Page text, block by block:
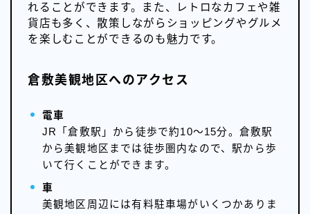
れることができます。また、レトロなカフェや雑
貨店も多く、散策しながらショッピングやグルメ
を楽しむことができるのも魅力です。
倉敷美観地区へのアクセス
電車
JR「倉敷駅」から徒歩で約10～15分。倉敷駅
から美観地区までは徒歩圏内なので、駅から歩
いて行くことができます。
車
美観地区周辺には有料駐車場がいくつかありま